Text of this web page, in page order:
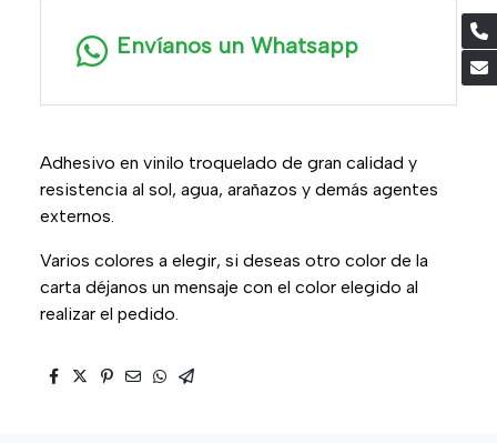
Envíanos un Whatsapp
Adhesivo en vinilo troquelado de gran calidad y
resistencia al sol, agua, arañazos y demás agentes
externos.
Varios colores a elegir, si deseas otro color de la
carta déjanos un mensaje con el color elegido al
realizar el pedido.